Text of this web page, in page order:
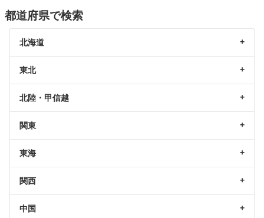
都道府県で検索
北海道
東北
北陸・甲信越
関東
東海
関西
中国